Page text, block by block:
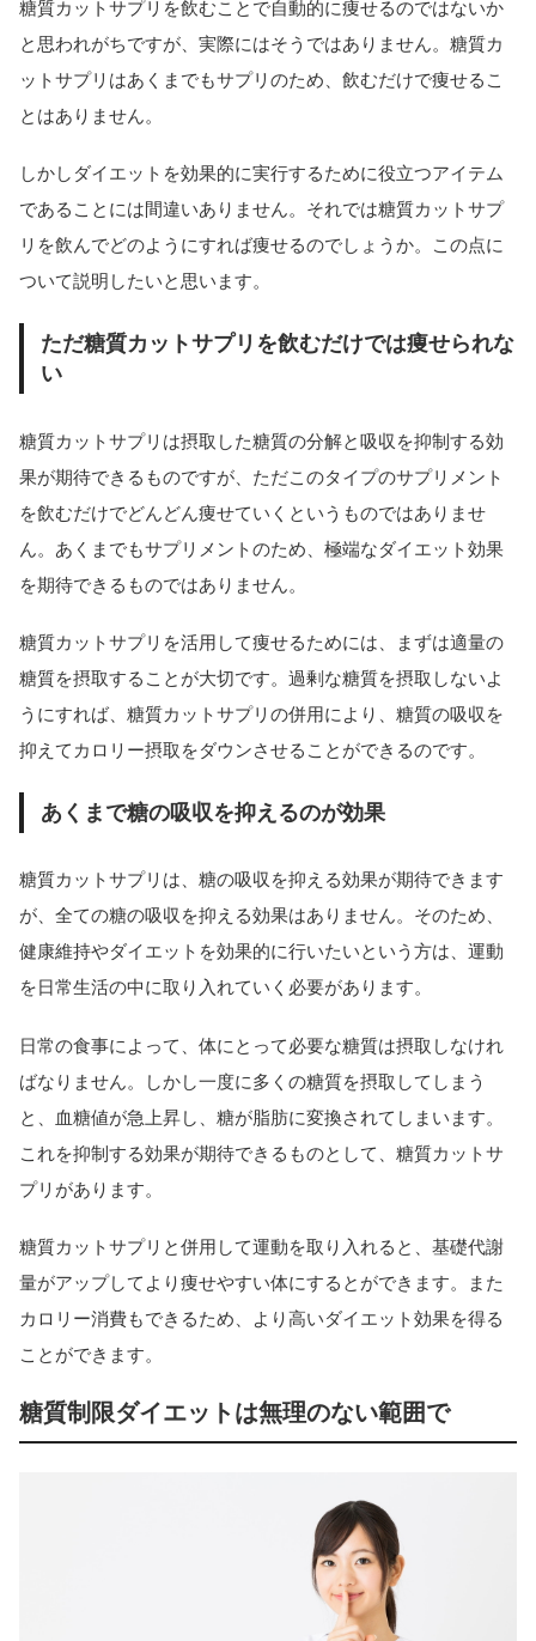
糖質カットサプリを飲むことで自動的に痩せるのではないか
と思われがちですが、実際にはそうではありません。糖質カ
ットサプリはあくまでもサプリのため、飲むだけで痩せるこ
とはありません。
しかしダイエットを効果的に実行するために役立つアイテム
であることには間違いありません。それでは糖質カットサプ
リを飲んでどのようにすれば痩せるのでしょうか。この点に
ついて説明したいと思います。
ただ糖質カットサプリを飲むだけでは痩せられな
い
糖質カットサプリは摂取した糖質の分解と吸収を抑制する効
果が期待できるものですが、ただこのタイプのサプリメント
を飲むだけでどんどん痩せていくというものではありませ
ん。あくまでもサプリメントのため、極端なダイエット効果
を期待できるものではありません。
糖質カットサプリを活用して痩せるためには、まずは適量の
糖質を摂取することが大切です。過剰な糖質を摂取しないよ
うにすれば、糖質カットサプリの併用により、糖質の吸収を
抑えてカロリー摂取をダウンさせることができるのです。
あくまで糖の吸収を抑えるのが効果
糖質カットサプリは、糖の吸収を抑える効果が期待できます
が、全ての糖の吸収を抑える効果はありません。そのため、
健康維持やダイエットを効果的に行いたいという方は、運動
を日常生活の中に取り入れていく必要があります。
日常の食事によって、体にとって必要な糖質は摂取しなけれ
ばなりません。しかし一度に多くの糖質を摂取してしまう
と、血糖値が急上昇し、糖が脂肪に変換されてしまいます。
これを抑制する効果が期待できるものとして、糖質カットサ
プリがあります。
糖質カットサプリと併用して運動を取り入れると、基礎代謝
量がアップしてより痩せやすい体にするとができます。また
カロリー消費もできるため、より高いダイエット効果を得る
ことができます。
糖質制限ダイエットは無理のない範囲で